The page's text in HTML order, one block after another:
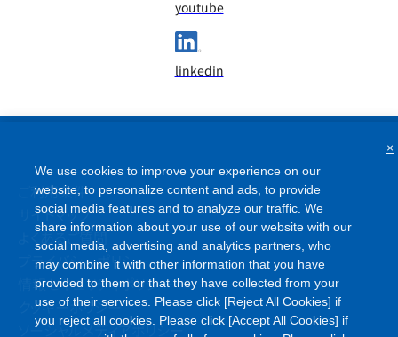
youtube
linkedin
ご利用条件
サイトマップ
よくあるご質問
プライバシーポリシー
情報セキュリティポリシー
クッキーポリシー
ソーシャルメディアポリシー
We use cookies to improve your experience on our
website, to personalize content and ads, to provide
social media features and to analyze our traffic. We
share information about your use of our website with our
social media, advertising and analytics partners, who
may combine it with other information that you have
provided to them or that they have collected from your
use of their services. Please click [Reject All Cookies] if
you reject all cookies. Please click [Accept All Cookies] if
×